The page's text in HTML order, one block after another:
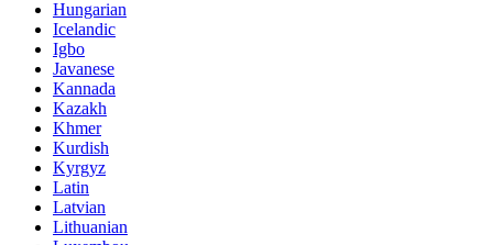
Hungarian
Icelandic
Igbo
Javanese
Kannada
Kazakh
Khmer
Kurdish
Kyrgyz
Latin
Latvian
Lithuanian